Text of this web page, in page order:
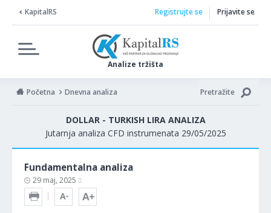
KapitalRS
Analize tržišta
Registrujte se Prijavite se
Početna Dnevna analiza Pretražite
DOLLAR - TURKISH LIRA ANALIZA
Jutarnja analiza CFD instrumenata 29/05/2025
Fundamentalna analiza
29 maj, 2025